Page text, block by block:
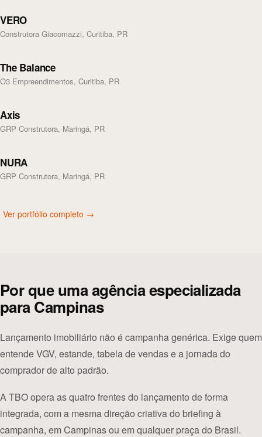
VERO
Construtora Giacomazzi, Curitiba, PR
The Balance
O3 Empreendimentos, Curitiba, PR
Axis
GRP Construtora, Maringá, PR
NURA
GRP Construtora, Maringá, PR
Ver portfólio completo →
Por que uma agência especializada
para Campinas
Lançamento imobiliário não é campanha genérica. Exige quem
entende VGV, estande, tabela de vendas e a jornada do
comprador de alto padrão.
A TBO opera as quatro frentes do lançamento de forma
integrada, com a mesma direção criativa do briefing à
campanha, em Campinas ou em qualquer praça do Brasil.